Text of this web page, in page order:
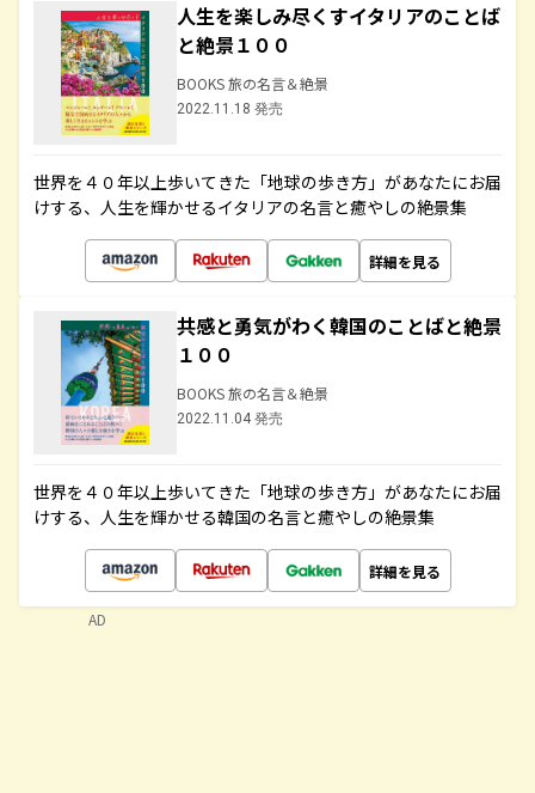
人生を楽しみ尽くすイタリアのことば
と絶景１００
BOOKS 旅の名言＆絶景
2022.11.18 発売
世界を４０年以上歩いてきた「地球の歩き方」があなたにお届
けする、人生を輝かせるイタリアの名言と癒やしの絶景集
詳細を見る
共感と勇気がわく韓国のことばと絶景
１００
BOOKS 旅の名言＆絶景
2022.11.04 発売
世界を４０年以上歩いてきた「地球の歩き方」があなたにお届
けする、人生を輝かせる韓国の名言と癒やしの絶景集
詳細を見る
AD